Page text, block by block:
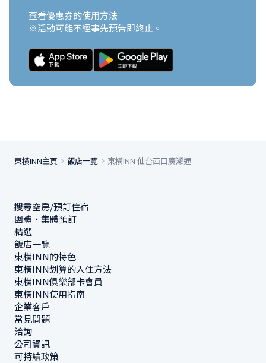
查看優惠券的使用方法
※活動可能不經事先預告即終止。
東橫INN主頁 飯店一覽 東橫INN 仙台西口廣瀨通
搜尋空房/預訂住宿
團體・集體預訂
精選
飯店一覽
東橫INN的特色
東橫INN划算的入住方法
東橫INN俱樂部卡會員
東橫INN使用指南
企業客戶
常見問題
洽詢
公司資訊
可持續政策